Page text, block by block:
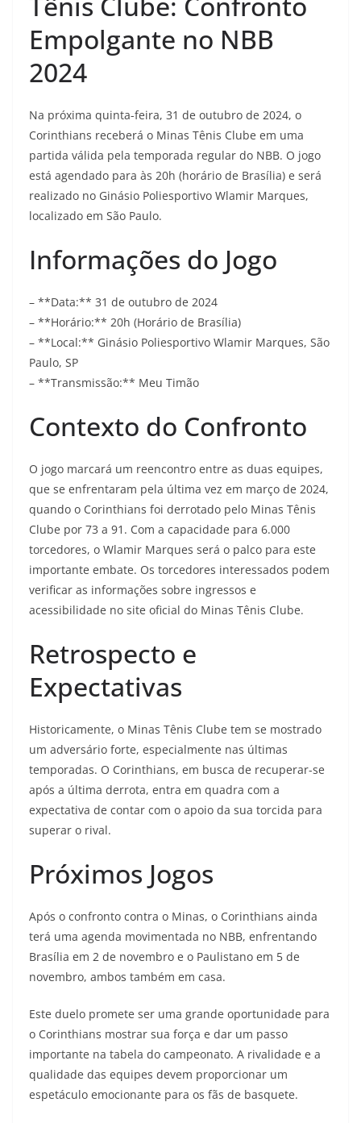
Empolgante no NBB
2024
Na próxima quinta-feira, 31 de outubro de 2024, o
Corinthians receberá o Minas Tênis Clube em uma
partida válida pela temporada regular do NBB. O jogo
está agendado para às 20h (horário de Brasília) e será
realizado no Ginásio Poliesportivo Wlamir Marques,
localizado em São Paulo.
Informações do Jogo
– **Data:** 31 de outubro de 2024
– **Horário:** 20h (Horário de Brasília)
– **Local:** Ginásio Poliesportivo Wlamir Marques, São
Paulo, SP
– **Transmissão:** Meu Timão
Contexto do Confronto
O jogo marcará um reencontro entre as duas equipes,
que se enfrentaram pela última vez em março de 2024,
quando o Corinthians foi derrotado pelo Minas Tênis
Clube por 73 a 91. Com a capacidade para 6.000
torcedores, o Wlamir Marques será o palco para este
importante embate. Os torcedores interessados podem
verificar as informações sobre ingressos e
acessibilidade no site oficial do Minas Tênis Clube.
Retrospecto e
Expectativas
Historicamente, o Minas Tênis Clube tem se mostrado
um adversário forte, especialmente nas últimas
temporadas. O Corinthians, em busca de recuperar-se
após a última derrota, entra em quadra com a
expectativa de contar com o apoio da sua torcida para
superar o rival.
Próximos Jogos
Após o confronto contra o Minas, o Corinthians ainda
terá uma agenda movimentada no NBB, enfrentando
Brasília em 2 de novembro e o Paulistano em 5 de
novembro, ambos também em casa.
Este duelo promete ser uma grande oportunidade para
o Corinthians mostrar sua força e dar um passo
importante na tabela do campeonato. A rivalidade e a
qualidade das equipes devem proporcionar um
espetáculo emocionante para os fãs de basquete.